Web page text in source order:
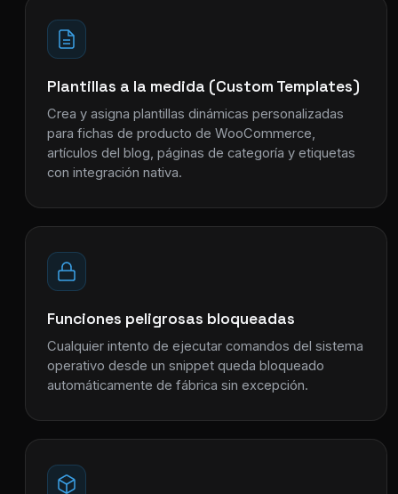
Plantillas a la medida (Custom Templates)
Crea y asigna plantillas dinámicas personalizadas
para fichas de producto de WooCommerce,
artículos del blog, páginas de categoría y etiquetas
con integración nativa.
Funciones peligrosas bloqueadas
Cualquier intento de ejecutar comandos del sistema
operativo desde un snippet queda bloqueado
automáticamente de fábrica sin excepción.